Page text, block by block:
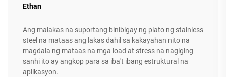
Ethan
Ang malakas na suportang binibigay ng plato ng stainless
steel na mataas ang lakas dahil sa kakayahan nito na
magdala ng mataas na mga load at stress na nagiging
sanhi ito ay angkop para sa iba't ibang estruktural na
aplikasyon.